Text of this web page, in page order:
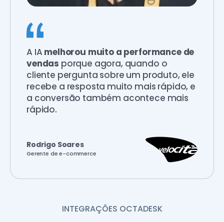
A IA melhorou muito a performance de
vendas porque agora, quando o
cliente pergunta sobre um produto, ele
recebe a resposta muito mais rápido, e
a conversão também acontece mais
rápido.
Rodrigo Soares
Gerente de e-commerce
INTEGRAÇÕES OCTADESK